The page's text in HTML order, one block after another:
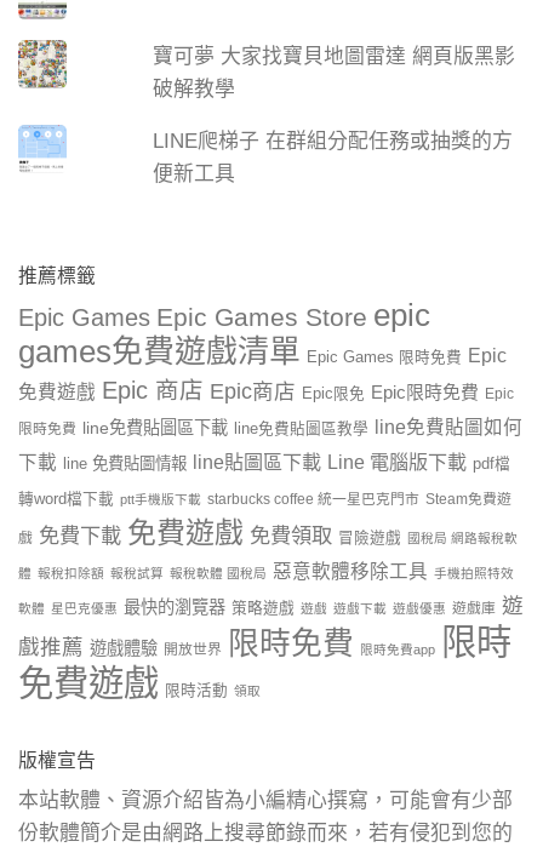
寶可夢 大家找寶貝地圖雷達 網頁版黑影
破解教學
LINE爬梯子 在群組分配任務或抽獎的方
便新工具
推薦標籤
Epic Games Epic Games Store epic
games免費遊戲清單 Epic Games 限時免費 Epic
免費遊戲 Epic 商店 Epic商店 Epic限免 Epic限時免費 Epic
限時免費 line免費貼圖區下載 line免費貼圖區教學
line免費貼圖如何
下載
line 免費貼圖情報 line貼圖區下載 Line 電腦版下載 pdf檔
轉word檔下載 ptt手機版下載 starbucks coffee 統一星巴克門市 Steam免費遊
戲 免費下載 免費遊戲 免費領取 冒險遊戲 國稅局 網路報稅軟
體 報稅扣除額 報稅試算 報稅軟體 國稅局 惡意軟體移除工具 手機拍照特效
軟體 星巴克優惠 最快的瀏覽器 策略遊戲 遊戲 遊戲下載 遊戲優惠 遊戲庫 遊
戲推薦 遊戲體驗 開放世界 限時免費 限時免費app
限時
免費遊戲 限時活動 領取
版權宣告
本站軟體、資源介紹皆為小編精心撰寫，可能會有少部
份軟體簡介是由網路上搜尋節錄而來，若有侵犯到您的